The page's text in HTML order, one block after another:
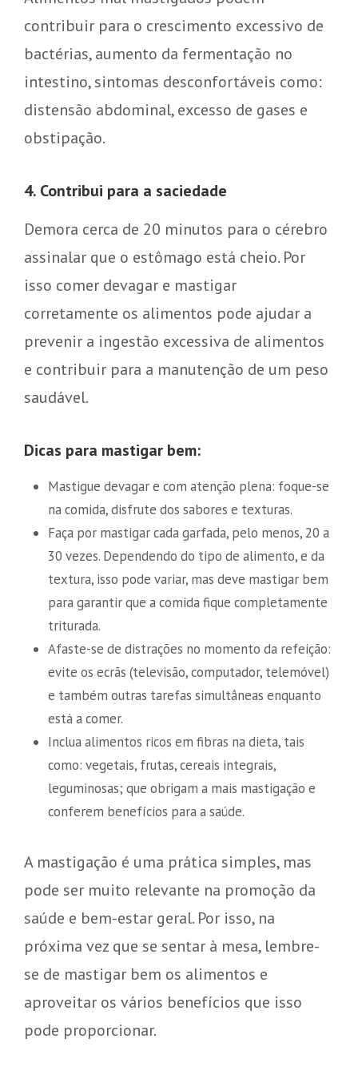
contribuir para o crescimento excessivo de
bactérias, aumento da fermentação no
intestino, sintomas desconfortáveis como:
distensão abdominal, excesso de gases e
obstipação.
4. Contribui para a saciedade
Demora cerca de 20 minutos para o cérebro
assinalar que o estômago está cheio. Por
isso comer devagar e mastigar
corretamente os alimentos pode ajudar a
prevenir a ingestão excessiva de alimentos
e contribuir para a manutenção de um peso
saudável.
Dicas para mastigar bem:
Mastigue devagar e com atenção plena: foque-se
na comida, disfrute dos sabores e texturas.
Faça por mastigar cada garfada, pelo menos, 20 a
30 vezes. Dependendo do tipo de alimento, e da
textura, isso pode variar, mas deve mastigar bem
para garantir que a comida fique completamente
triturada.
Afaste-se de distrações no momento da refeição:
evite os ecrãs (televisão, computador, telemóvel)
e também outras tarefas simultâneas enquanto
está a comer.
Inclua alimentos ricos em fibras na dieta, tais
como: vegetais, frutas, cereais integrais,
leguminosas; que obrigam a mais mastigação e
conferem benefícios para a saúde.
A mastigação é uma prática simples, mas
pode ser muito relevante na promoção da
saúde e bem-estar geral. Por isso, na
próxima vez que se sentar à mesa, lembre-
se de mastigar bem os alimentos e
aproveitar os vários benefícios que isso
pode proporcionar.